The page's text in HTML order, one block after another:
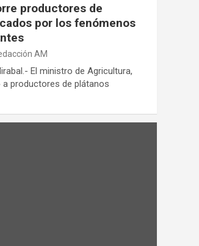
productores de
por los fenómenos
AM
El ministro de Agricultura,
productores de plátanos